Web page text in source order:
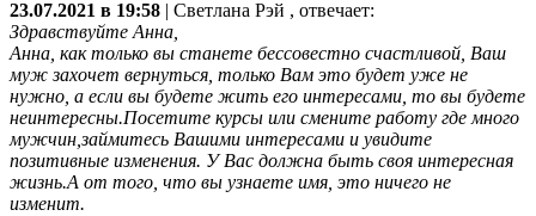
23.07.2021 в 19:58 Светлана Рэй , отвечает:
Здравствуйте Анна,
Анна, как только вы станете бессовестно счастливой, Ваш
муж захочет вернуться, только Вам это будет уже не
нужно, а если вы будете жить его интересами, то вы будете
неинтересны.Посетите курсы или смените работу где много
мужчин,займитесь Вашими интересами и увидите
позитивные изменения. У Вас должна быть своя интересная
жизнь.А от того, что вы узнаете имя, это ничего не
изменит.